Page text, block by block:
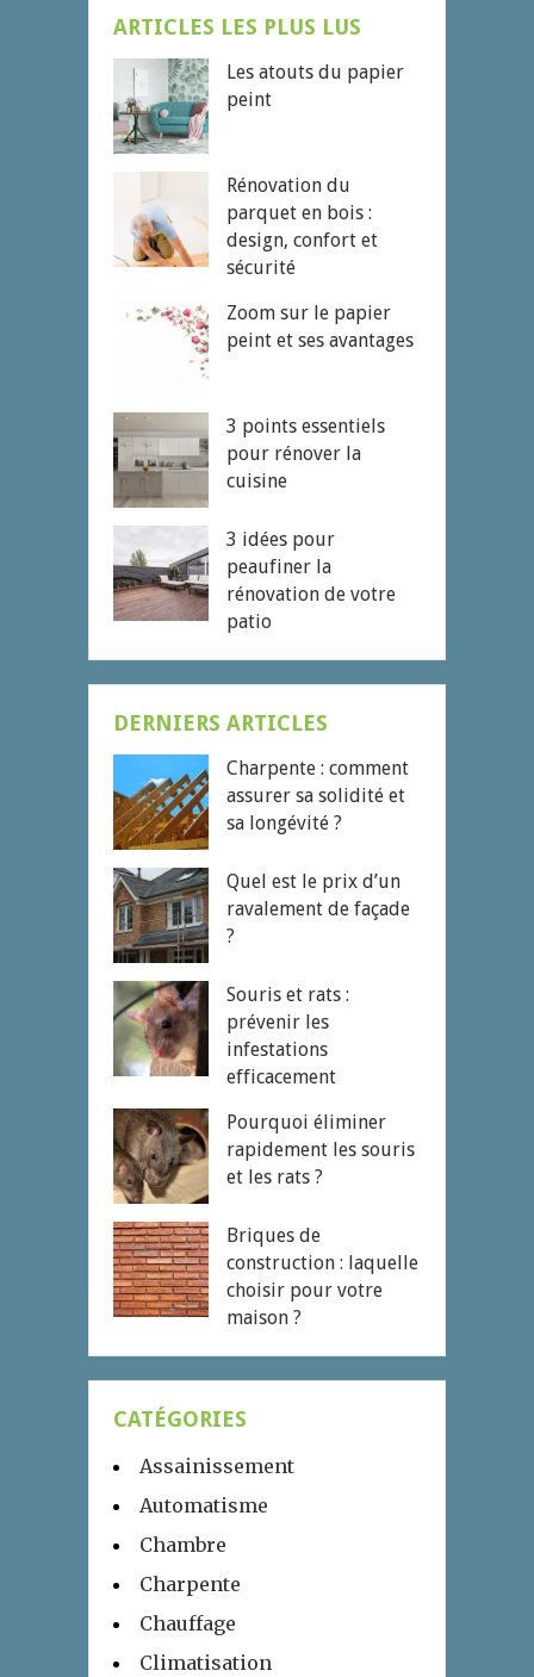
ARTICLES LES PLUS LUS
Les atouts du papier
peint
Rénovation du
parquet en bois :
design, confort et
sécurité
Zoom sur le papier
peint et ses avantages
3 points essentiels
pour rénover la
cuisine
3 idées pour
peaufiner la
rénovation de votre
patio
DERNIERS ARTICLES
Charpente : comment
assurer sa solidité et
sa longévité ?
Quel est le prix d’un
ravalement de façade
?
Souris et rats :
prévenir les
infestations
efficacement
Pourquoi éliminer
rapidement les souris
et les rats ?
Briques de
construction : laquelle
choisir pour votre
maison ?
CATÉGORIES
Assainissement
Automatisme
Chambre
Charpente
Chauffage
Climatisation